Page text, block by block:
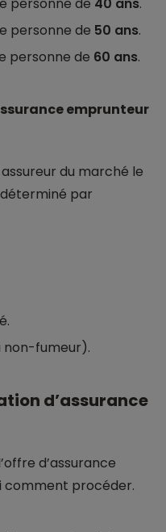
personne de 50 ans.
personne de 60 ans.
emprunteur
du marché le
par
non-fumeur).
d’assurance
d’assurance
comment procéder.